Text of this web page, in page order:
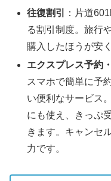
往復割引
：片道
る割引制度。旅行
購入したほうが安
エクスプレス予約
スマホで簡単に予
い便利なサービス
にも使え、きっぷ
きます。キャンセ
力です。